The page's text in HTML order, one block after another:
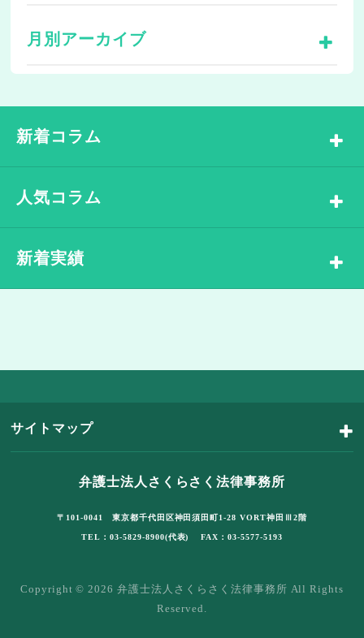
月別アーカイブ
新着コラム
人気コラム
新着実績
サイトマップ
弁護士法人さくらさく法律事務所
〒101-0041 東京都千代田区神田須田町1-28 VORT神田Ⅲ2階
TEL：03-5829-8900(代表) FAX：03-5577-5193
Copyright © 2026 弁護士法人さくらさく法律事務所 All Rights
Reserved.